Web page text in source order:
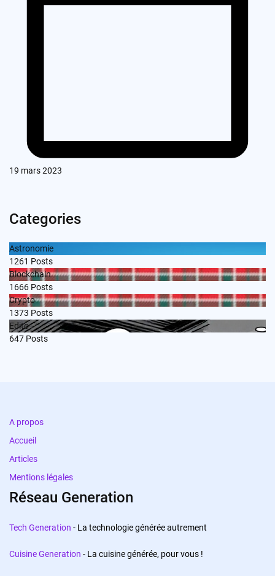
19 mars 2023
Categories
Astronomie
1261 Posts
Blockchain
1666 Posts
Crypto
1373 Posts
Edito
647 Posts
A propos
Accueil
Articles
Mentions légales
Réseau Generation
Tech Generation - La technologie générée autrement
Cuisine Generation - La cuisine générée, pour vous !